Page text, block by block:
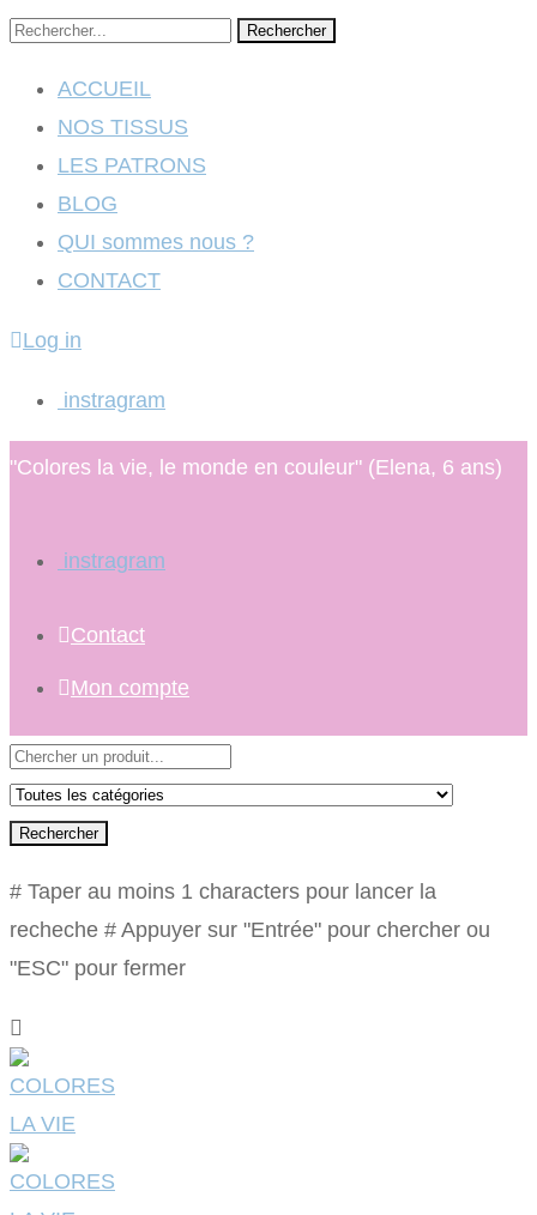
Rechercher
ACCUEIL
NOS TISSUS
LES PATRONS
BLOG
QUI sommes nous ?
CONTACT
Log in
instragram
"Colores la vie, le monde en couleur" (Elena, 6 ans)
instragram
Contact
Mon compte
Rechercher
# Taper au moins 1 characters pour lancer la
recheche # Appuyer sur "Entrée" pour chercher ou
"ESC" pour fermer